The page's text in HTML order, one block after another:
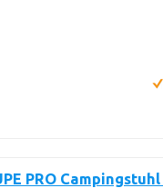
PRO